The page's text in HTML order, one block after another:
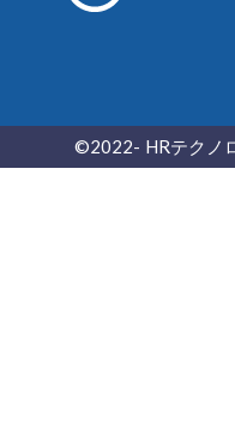
©2022- ︎HRテクノ